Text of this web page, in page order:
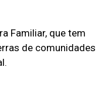
Familiar, que tem
de comunidades